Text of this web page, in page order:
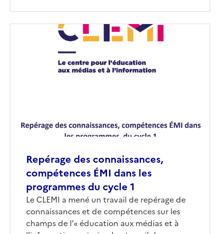
Repérage des connaissances,
compétences ÉMI dans les
programmes du cycle 1
Corps
Le CLEMI a mené un travail de repérage de
connaissances et de compétences sur les
champs de l’« éducation aux médias et à